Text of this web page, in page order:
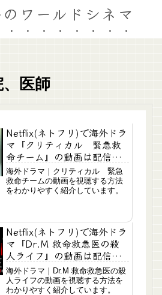
ワールドシネマ
、医師
Netflix(ネトフリ)で海外ドラ
マ『クリティカル 緊急救
命チーム』の動画は配信し
てる？
海外ドラマ｜クリティカル 緊急
救命チームの動画を視聴する方法
をわかりやすく紹介しています。
Netflix(ネトフリ)で海外ドラ
マ『Dr.M 救命救急医の殺
人ライフ』の動画は配信し
てる？
海外ドラマ｜Dr.M 救命救急医の殺
人ライフの動画を視聴する方法を
わかりやすく紹介しています。